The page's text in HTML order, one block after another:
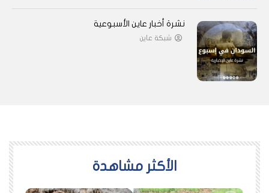
نشرة أخبار عاين الأسبوعية
شبكة عاين
اﻷكثر مشاهدة